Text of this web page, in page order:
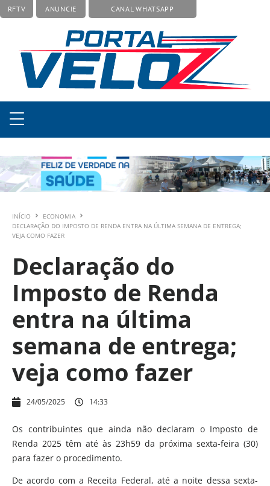
RFTV ANUNCIE CANAL WHATSAPP
INÍCIO
ECONOMIA
DECLARAÇÃO DO IMPOSTO DE RENDA ENTRA NA ÚLTIMA SEMANA DE ENTREGA;
VEJA COMO FAZER
Declaração do
Imposto de Renda
entra na última
semana de entrega;
veja como fazer
24/05/2025 14:33
Os contribuintes que ainda não declaram o Imposto de
Renda 2025 têm até às 23h59 da próxima sexta-feira (30)
para fazer o procedimento.
De acordo com a Receita Federal, até a noite dessa sexta-